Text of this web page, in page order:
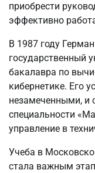
приобрести
эффективно
В 1987 году
государственный
бакалавра по
кибернетике. Его
незамеченными, и
специальности
управление в
Учеба в
стала важным